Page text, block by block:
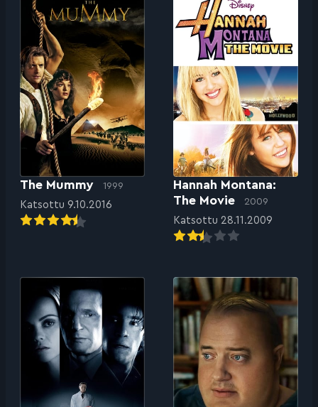
The Mummy 1999
Katsottu 9.10.2016
Hannah Montana:
The Movie
2009
Katsottu 28.11.2009